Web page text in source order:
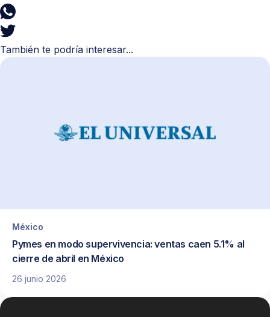
También te podría interesar...
México
Pymes en modo supervivencia: ventas caen 5.1% al
cierre de abril en México
26 junio 2026